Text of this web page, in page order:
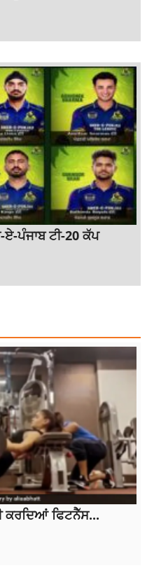
ਏ-ਪੰਜਾਬ ਟੀ-20 ਕੱਪ
ਕਰਦਿਆਂ ਫਿਟਨੈੱਸ...